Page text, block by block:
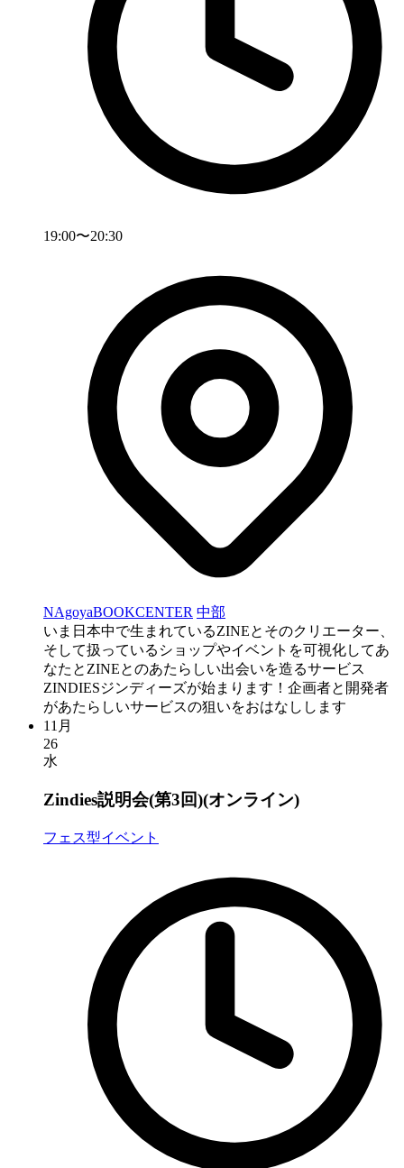
19:00〜20:30
NAgoyaBOOKCENTER 中部
いま日本中で生まれているZINEとそのクリエーター、
そして扱っているショップやイベントを可視化してあ
なたとZINEとのあたらしい出会いを造るサービス
ZINDIESジンディーズが始まります！企画者と開発者
があたらしいサービスの狙いをおはなしします
11月
26
水
Zindies説明会(第3回)(オンライン)
フェス型イベント